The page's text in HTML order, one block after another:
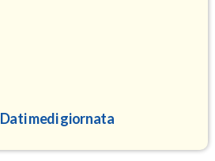
Dati medi giornata